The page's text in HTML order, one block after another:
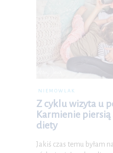
NIEMOWLAK
Z cyklu wizyta u
Karmienie
diety
Jakiś czas temu byłam